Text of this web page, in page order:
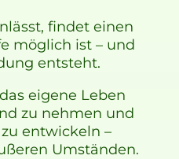
findet einen
möglich ist – und
entsteht.
eigene Leben
zu nehmen und
entwickeln –
Umständen.